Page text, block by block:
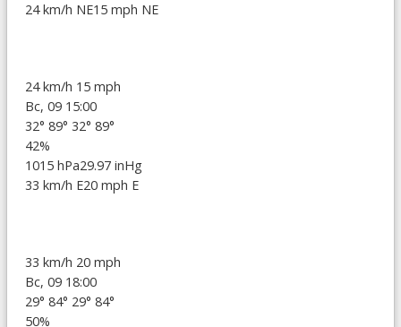
24 km/h NE15 mph NE
24 km/h 15 mph
Вс, 09 15:00
32° 89° 32° 89°
42%
1015 hPa29.97 inHg
33 km/h E20 mph E
33 km/h 20 mph
Вс, 09 18:00
29° 84° 29° 84°
50%